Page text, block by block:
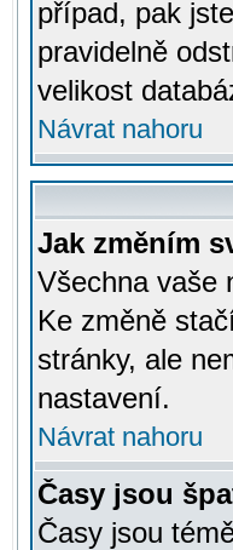
případ, pak
pravidelně
velikost
Návrat nahoru
Jak změním
Všechna vaše
Ke změně
stránky, ale
nastavení.
Návrat nahoru
Časy jsou
Časy jsou